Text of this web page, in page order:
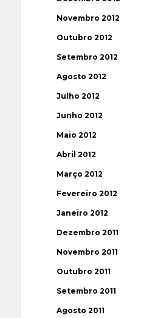
Novembro 2012
Outubro 2012
Setembro 2012
Agosto 2012
Julho 2012
Junho 2012
Maio 2012
Abril 2012
Março 2012
Fevereiro 2012
Janeiro 2012
Dezembro 2011
Novembro 2011
Outubro 2011
Setembro 2011
Agosto 2011